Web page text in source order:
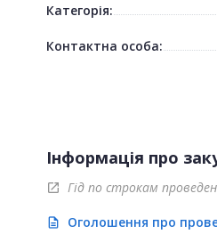
Категорія:
Контактна особа:
Інформація про
open_in_new Гід по строкам
description Оголошення про